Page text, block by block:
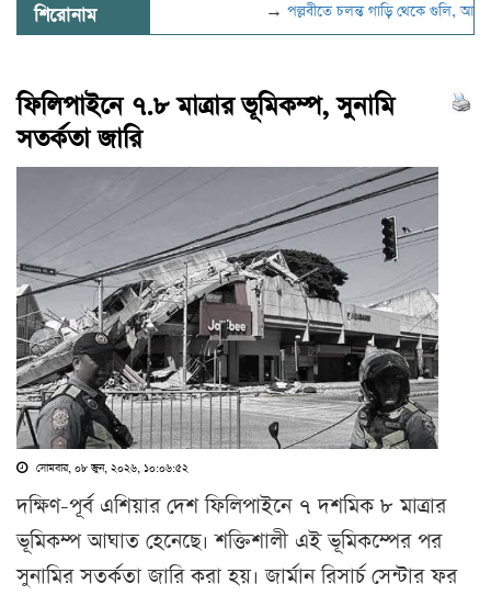
শিরোনাম পল্লবীতে চলন্ত গাড়ি থেকে গুলি, আহত ২
ফিলিপাইনে ৭.৮ মাত্রার ভূমিকম্প, সুনামি
সতর্কতা জারি
সোমবার, ০৮ জুন, ২০২৬, ১০:০৬:৫২
দক্ষিণ-পূর্ব এশিয়ার দেশ ফিলিপাইনে ৭ দশমিক ৮ মাত্রার
ভূমিকম্প আঘাত হেনেছে। শক্তিশালী এই ভূমিকম্পের পর
সুনামির সতর্কতা জারি করা হয়। জার্মান রিসার্চ সেন্টার ফর